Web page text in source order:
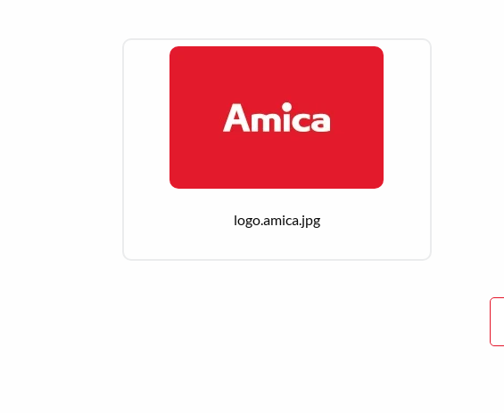
logo.amica.jpg
Zobacz szczegóły Pobierz